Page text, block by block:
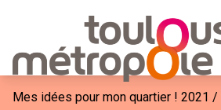
Mes idées pour mon quartier ! 2021 /